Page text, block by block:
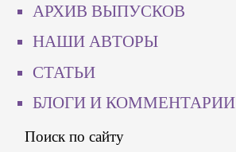
АРХИВ ВЫПУСКОВ
НАШИ АВТОРЫ
СТАТЬИ
БЛОГИ И КОММЕНТАРИИ
Поиск по сайту